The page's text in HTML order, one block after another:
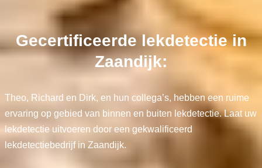
Gecertificeerde lekdetectie in
Zaandijk:
Theo, Richard en Dirk, en hun collega’s, hebben een ruime
ervaring op gebied van binnen en buiten lekdetectie. Laat uw
lekdetectie uitvoeren door een gekwalificeerd
lekdetectiebedrijf in Zaandijk.